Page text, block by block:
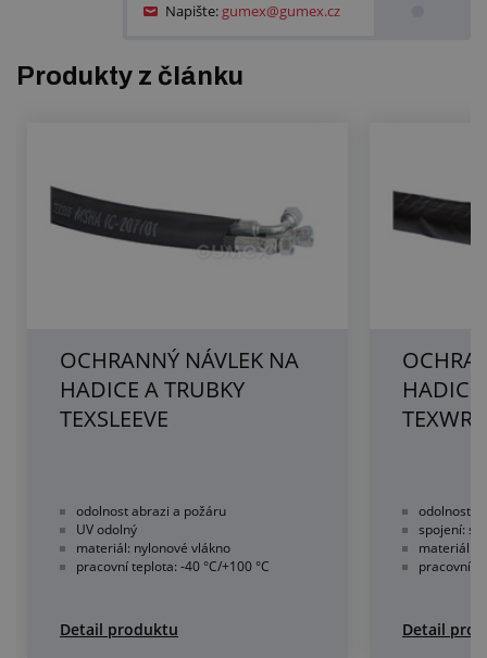
Napište: gumex@gumex.cz
Produkty z článku
OCHRANNÝ NÁVLEK NA
HADICE A TRUBKY
TEXSLEEVE
odolnost abrazi a požáru
UV odolný
materiál: nylonové vlákno
pracovní teplota: -40 °C/+100 °C
Detail produktu
odolnost
spojení:
materiál:
pracovní
Detail